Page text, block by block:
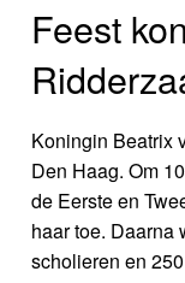
Feest
Koningin Beatrix
Den Haag. Om
de Eerste en
haar toe. Daarna
scholieren en